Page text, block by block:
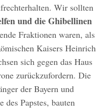
Wir sollten
und die Ghibellinen
Fraktionen waren, als
Kaisers Heinrich
sich gegen das Haus
zurückzufordern. Die
der Bayern und
des Papstes, bauten